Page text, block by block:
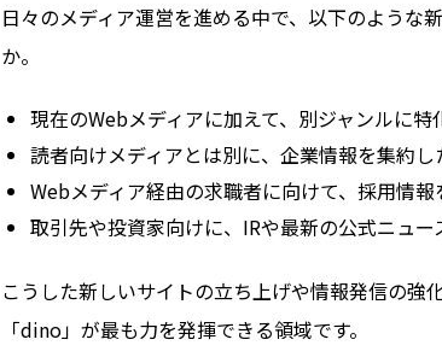
日々のメディア運営を進める中で、以下のような
か。
現在のWebメディアに加えて、別ジャンルに
読者向けメディアとは別に、企業情報を集約
Webメディア経由の求職者に向けて、採用情
取引先や投資家向けに、IRや最新の公式ニュ
こうした新しいサイトの立ち上げや情報発信の強
「dino」が最も力を発揮できる領域です。